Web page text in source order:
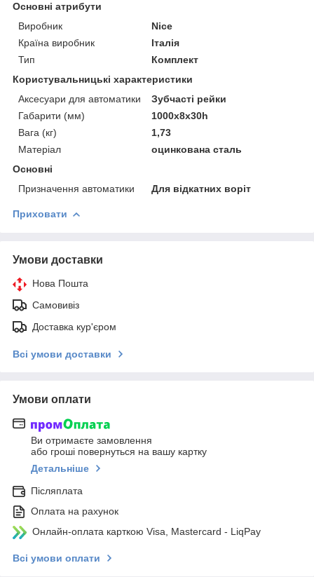
Основні атрибути
Виробник
Nice
Країна виробник
Італія
Тип
Комплект
Користувальницькі характеристики
Аксесуари для автоматики
Зубчасті рейки
Габарити (мм)
1000х8х30һ
Вага (кг)
1,73
Матеріал
оцинкована сталь
Основні
Призначення автоматики
Для відкатних воріт
Приховати
Умови доставки
Нова Пошта
Самовивіз
Доставка кур'єром
Всі умови доставки
Умови оплати
Ви отримаєте замовлення
або гроші повернуться на вашу картку
Детальніше
Післяплата
Оплата на рахунок
Онлайн-оплата карткою Visa, Mastercard - LiqPay
Всі умови оплати